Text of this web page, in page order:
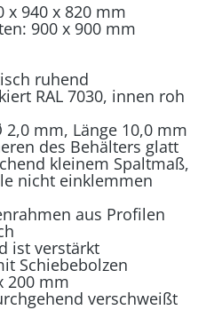
x 940 x 820 mm
900 x 900 mm
ruhend
RAL 7030, innen roh
mm, Länge 10,0 mm
des Behälters glatt
kleinem Spaltmaß,
nicht einklemmen
aus Profilen
ist verstärkt
Schiebebolzen
200 mm
verschweißt